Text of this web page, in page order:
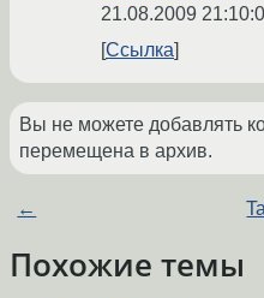
21.08.2009
Ссылка
Вы не можете добавлять
перемещена в архив.
←
Похожие темы